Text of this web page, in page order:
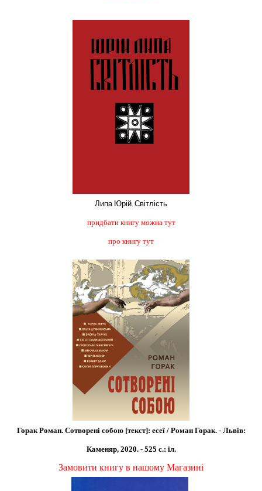
Липа Юрій. Світлість
придбати книгу можна тут
про книгу тут
Горак Роман. Сотворені собою [текст]: есеї / Роман Горак. - Львів:
Каменяр, 2020. - 525 с.: іл.
Замовити книгу в нашому Магазині